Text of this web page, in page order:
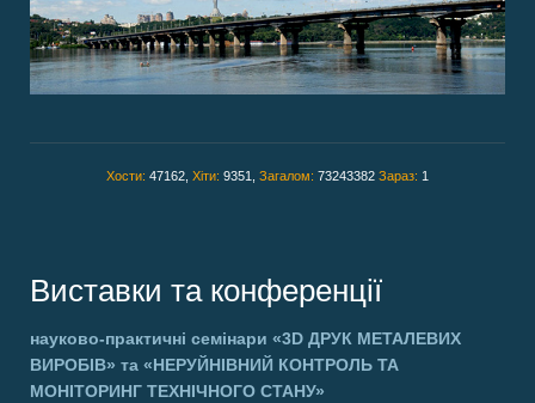
Хости: 47162, Хіти: 9351, Загалом: 73243382 Зараз: 1
Виставки та конференції
науково-практичні семінари «3D ДРУК МЕТАЛЕВИХ
ВИРОБІВ» та «НЕРУЙНІВНИЙ КОНТРОЛЬ ТА
МОНІТОРИНГ ТЕХНІЧНОГО СТАНУ»